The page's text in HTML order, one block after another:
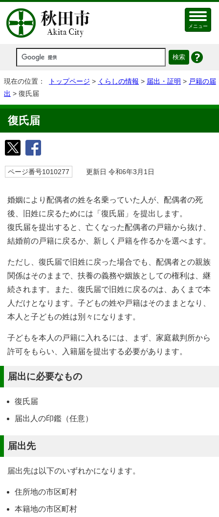
メニュー
現在の位置： トップページ > くらしの情報 > 届出・証明 > 戸籍の届
出 > 復氏届
復氏届
ページ番号1010277 更新日 令和6年3月1日
婚姻により配偶者の姓を名乗っていた人が、配偶者の死
後、旧姓に戻るためには「復氏届」を提出します。
復氏届を提出すると、亡くなった配偶者の戸籍から抜け、
結婚前の戸籍に戻るか、新しく戸籍を作るかを選べます。
ただし、復氏届で旧姓に戻った場合でも、配偶者との親族
関係はそのままで、扶養の義務や姻族としての権利は、継
続されます。また、復氏届で旧姓に戻るのは、あくまで本
人だけとなります。子どもの姓や戸籍はそのままとなり、
本人と子どもの姓は別々になります。
子どもを本人の戸籍に入れるには、まず、家庭裁判所から
許可をもらい、入籍届を提出する必要があります。
届出に必要なもの
復氏届
届出人の印鑑（任意）
届出先
届出先は以下のいずれかになります。
住所地の市区町村
本籍地の市区町村